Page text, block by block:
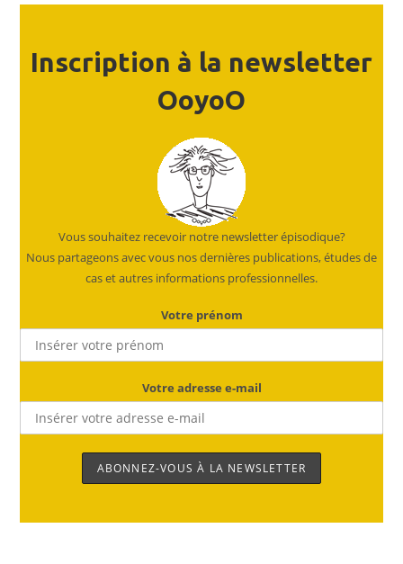
Inscription à la newsletter
OoyoO
Vous souhaitez recevoir notre newsletter épisodique?
Nous partageons avec vous nos dernières publications, études de
cas et autres informations professionnelles.
Votre prénom
Votre adresse e-mail